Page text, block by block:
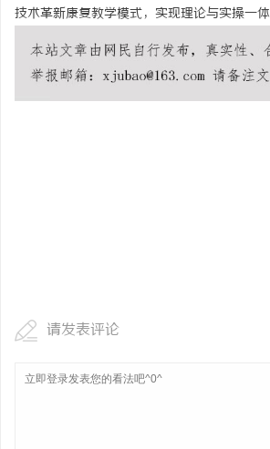
技术革新康复教学模式，实现理论与实操一
请发表评论